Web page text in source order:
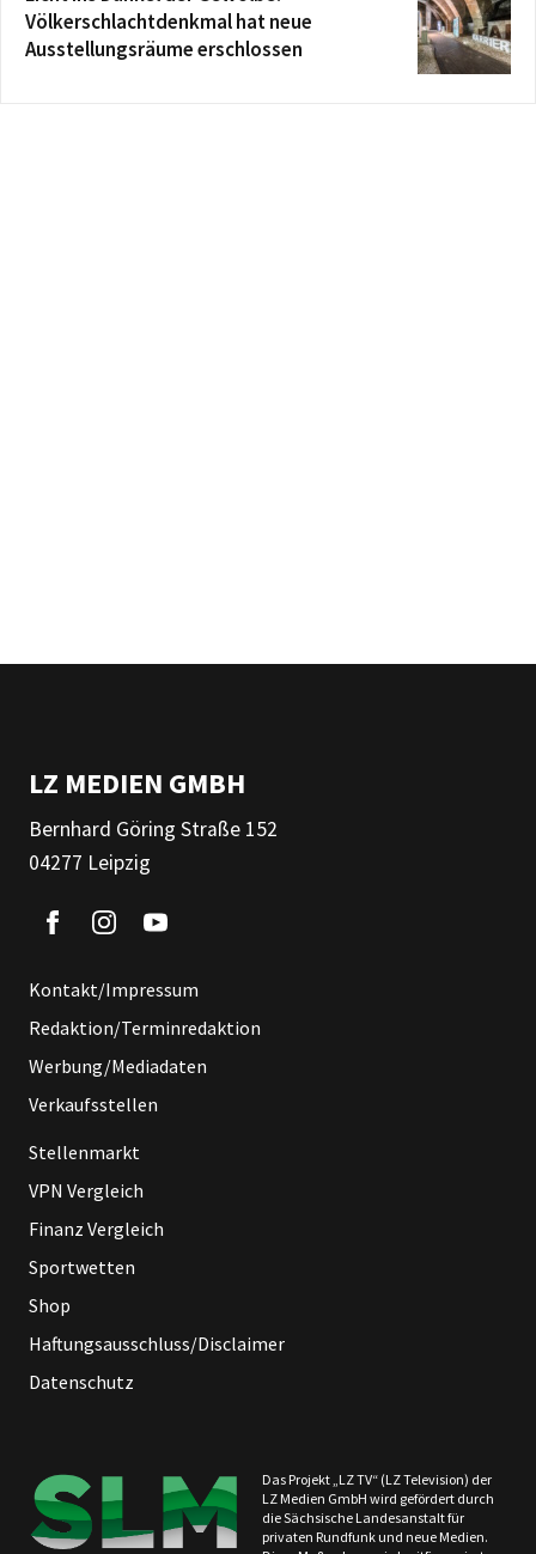
Völkerschlachtdenkmal hat neue
Ausstellungsräume erschlossen
LZ MEDIEN GMBH
Bernhard Göring Straße 152
04277 Leipzig
Kontakt/Impressum
Redaktion/Terminredaktion
Werbung/Mediadaten
Verkaufsstellen
Stellenmarkt
VPN Vergleich
Finanz Vergleich
Sportwetten
Shop
Haftungsausschluss/Disclaimer
Datenschutz
Das Projekt „LZ TV“ (LZ Television) der
LZ Medien GmbH wird gefördert durch
die Sächsische Landesanstalt für
privaten Rundfunk und neue Medien.